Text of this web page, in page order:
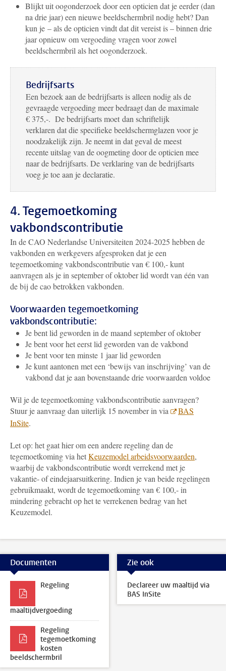
Blijkt uit oogonderzoek door een opticien dat je eerder (dan
na drie jaar) een nieuwe beeldschermbril nodig hebt? Dan
kun je – als de opticien vindt dat dit vereist is – binnen drie
jaar opnieuw om vergoeding vragen voor zowel
beeldschermbril als het oogonderzoek.
Bedrijfsarts
Een bezoek aan de bedrijfsarts is alleen nodig als de
gevraagde vergoeding meer bedraagt dan de maximale
€ 375,-. De bedrijfsarts moet dan schriftelijk
verklaren dat die specifieke beeldschermglazen voor je
noodzakelijk zijn. Je neemt in dat geval de meest
recente uitslag van de oogmeting door de opticien mee
naar de bedrijfsarts. De verklaring van de bedrijfsarts
voeg je toe aan je declaratie.
4. Tegemoetkoming
vakbondscontributie
In de CAO Nederlandse Universiteiten 2024-2025 hebben de
vakbonden en werkgevers afgesproken dat je een
tegemoetkoming vakbondscontributie van € 100,- kunt
aanvragen als je in september of oktober lid wordt van één van
de bij de cao betrokken vakbonden.
Voorwaarden tegemoetkoming
vakbondscontributie:
Je bent lid geworden in de maand september of oktober
Je bent voor het eerst lid geworden van de vakbond
Je bent voor ten minste 1 jaar lid geworden
Je kunt aantonen met een ‘bewijs van inschrijving’ van de
vakbond dat je aan bovenstaande drie voorwaarden voldoe
Wil je de tegemoetkoming vakbondscontributie aanvragen?
Stuur je aanvraag dan uiterlijk 15 november in via
BAS
InSite.
Let op: het gaat hier om een andere regeling dan de
tegemoetkoming via hetKeuzemodel arbeidsvoorwaarden,
waarbij de vakbondscontributie wordt verrekend met je
vakantie- of eindejaarsuitkering. Indien je van beide regelingen
gebruikmaakt, wordt de tegemoetkoming van € 100,- in
mindering gebracht op het te verrekenen bedrag van het
Keuzemodel.
Documenten
Regeling
maaltijdvergoeding
Regeling
tegemoetkoming
kosten
beeldschermbril
Zie ook
Declareer uw maaltijd via
BAS InSite